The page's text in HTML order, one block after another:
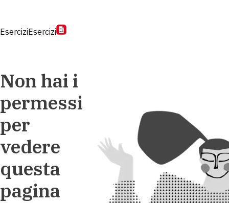
EserciziEsercizi
Non hai i
permessi
per
vedere
questa
pagina